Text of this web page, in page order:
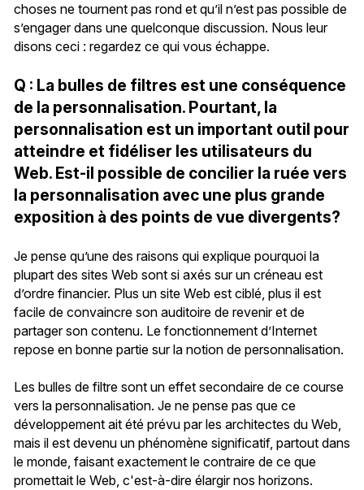
choses ne tournent pas rond et qu’il n’est pas possible de
s’engager dans une quelconque discussion. Nous leur
disons ceci : regardez ce qui vous échappe.
Q : La bulles de filtres est une conséquence
de la personnalisation. Pourtant, la
personnalisation est un important outil pour
atteindre et fidéliser les utilisateurs du
Web. Est-il possible de concilier la ruée vers
la personnalisation avec une plus grande
exposition à des points de vue divergents?
Je pense qu’une des raisons qui explique pourquoi la
plupart des sites Web sont si axés sur un créneau est
d’ordre financier. Plus un site Web est ciblé, plus il est
facile de convaincre son auditoire de revenir et de
partager son contenu. Le fonctionnement d’Internet
repose en bonne partie sur la notion de personnalisation.
Les bulles de filtre sont un effet secondaire de ce course
vers la personnalisation. Je ne pense pas que ce
développement ait été prévu par les architectes du Web,
mais il est devenu un phénomène significatif, partout dans
le monde, faisant exactement le contraire de ce que
promettait le Web, c'est-à-dire élargir nos horizons.